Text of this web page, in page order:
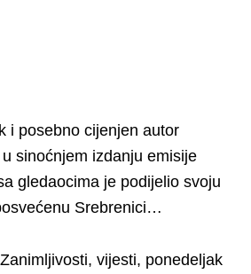
i posebno cijenjen autor
sinoćnjem izdanju emisije
gledaocima je podijelio svoju
Srebrenici…
vijesti, ponedeljak